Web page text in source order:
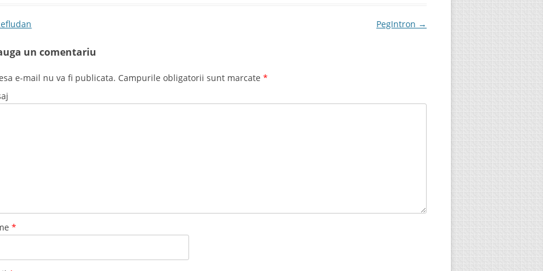
navigation PegIntron →
un comentariu
e-mail nu va fi publicata. Campurile obligatorii sunt marcate*
*